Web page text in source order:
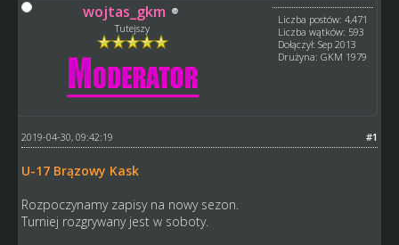
wojtas_gkm
Tutejszy
Liczba postów: 4,471
Liczba wątków: 593
Dołączył: Sep 2013
Drużyna: GKM 1979
#1
2019-04-30, 09:42:19
U-17 Brązowy Kask
Rozpoczynamy zapisy na nowy sezon.
Turniej rozgrywany jest w soboty.